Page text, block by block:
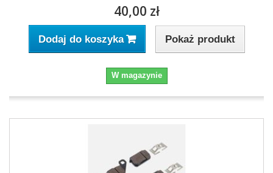
40,00 zł
Dodaj do koszyka Pokaż produkt
W magazynie